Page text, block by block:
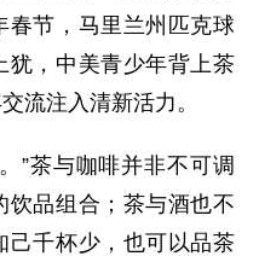
春节，马里兰州匹克球
犹，中美青少年背上茶
流注入清新活力。
”茶与咖啡并非不可调
饮品组合；茶与酒也不
己千杯少，也可以品茶